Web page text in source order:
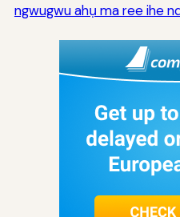
ngwugwu ahụ ma ree ihe